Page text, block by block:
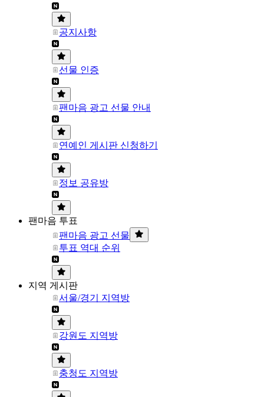
공지사항
선물 인증
팬마음 광고 선물 안내
연예인 게시판 신청하기
정보 공유방
팬마음 투표
팬마음 광고 선물
투표 역대 순위
지역 게시판
서울/경기 지역방
강원도 지역방
충청도 지역방